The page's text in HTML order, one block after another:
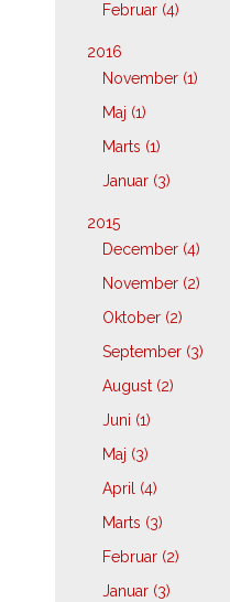
Februar (4)
2016
November (1)
Maj (1)
Marts (1)
Januar (3)
2015
December (4)
November (2)
Oktober (2)
September (3)
August (2)
Juni (1)
Maj (3)
April (4)
Marts (3)
Februar (2)
Januar (3)